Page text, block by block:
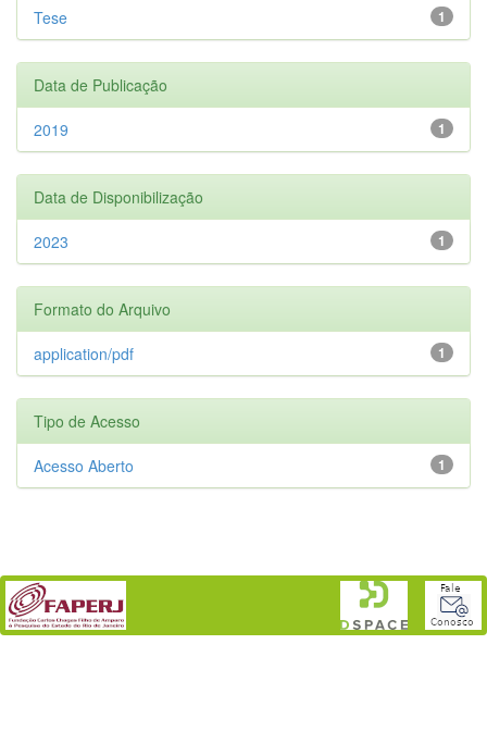
1
Tese
Data de Publicação
1
2019
Data de Disponibilização
1
2023
Formato do Arquivo
1
application/pdf
Tipo de Acesso
1
Acesso Aberto